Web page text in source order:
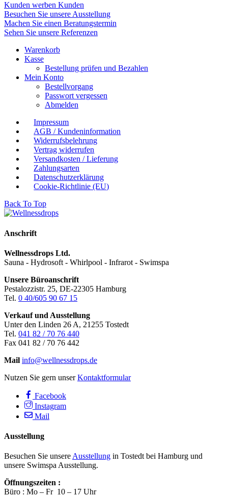
Kunden werben Kunden
Besuchen Sie unsere Ausstellung
Machen Sie einen Beratungstermin
Sehen Sie unsere Referenzen
Warenkorb
Kasse
Bestellung prüfen und Bezahlen
Mein Konto
Bestellvorgang
Passwort vergessen
Abmelden
Impressum
AGB / Kundeninformation
Widerrufsbelehrung
Vertrag widerrufen
Versandkosten / Lieferung
Zahlungsarten
Datenschutzerklärung
Cookie-Richtlinie (EU)
Back To Top
Anschrift
Wellnessdrops Ltd.
Sauna - Hydrosoft - Whirlpool - Infrarot - Swimspa
Unsere Büroanschrift
Pestalozzistr. 25, DE-22305 Hamburg
Tel. 0 40/605 90 67 15
Verkauf und Ausstellung
Unter den Linden 26 A, 21255 Tostedt
Tel. 041 82 / 70 76 440
Fax 041 82 / 70 76 442
Mail info@wellnessdrops.de
Nutzen Sie gern unserKontaktformular
Facebook
Instagram
Mail
Ausstellung
Besuchen Sie unsereAusstellung in Tostedt bei Hamburg und
unsere Swimspa Ausstellung.
Öffnungszeiten :
Büro : Mo – Fr 10 – 17 Uhr